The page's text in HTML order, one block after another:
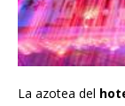
La azotea del